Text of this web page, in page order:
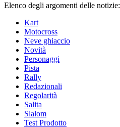
Elenco degli argomenti delle notizie:
Kart
Motocross
Neve ghiaccio
Novità
Personaggi
Pista
Rally
Redazionali
Regolarità
Salita
Slalom
Test Prodotto